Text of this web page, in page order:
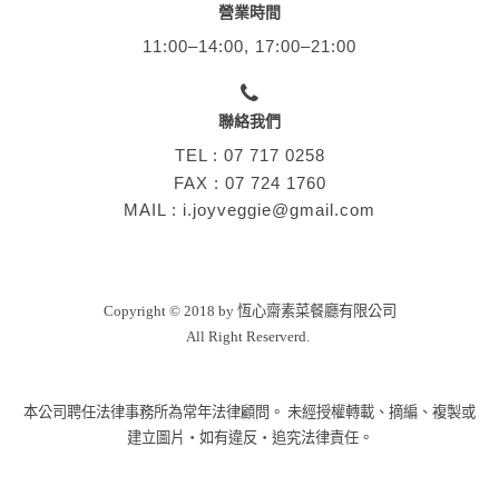
營業時間
11:00–14:00, 17:00–21:00
聯絡我們
TEL : 07 717 0258
FAX : 07 724 1760
MAIL : i.joyveggie@gmail.com
Copyright © 2018 by 恆心齋素菜餐廳有限公司
All Right Reserverd.
本公司聘任法律事務所為常年法律顧問。 未經授權轉載、摘編、複製或
建立圖片‧如有違反‧追究法律責任。